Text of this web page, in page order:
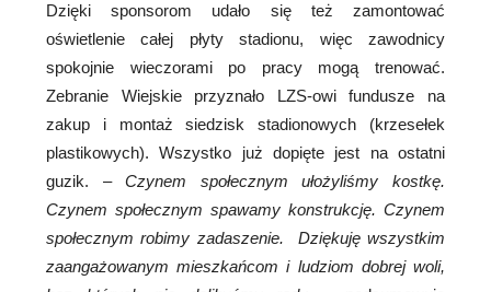
Dzięki sponsorom udało się też zamontować
oświetlenie całej płyty stadionu, więc zawodnicy
spokojnie wieczorami po pracy mogą trenować.
Zebranie Wiejskie przyznało LZS-owi fundusze na
zakup i montaż siedzisk stadionowych (krzesełek
plastikowych). Wszystko już dopięte jest na ostatni
guzik. –Czynem społecznym ułożyliśmy kostkę.
Czynem społecznym spawamy konstrukcję. Czynem
społecznym robimy zadaszenie. Dziękuję wszystkim
zaangażowanym mieszkańcom i ludziom dobrej woli,